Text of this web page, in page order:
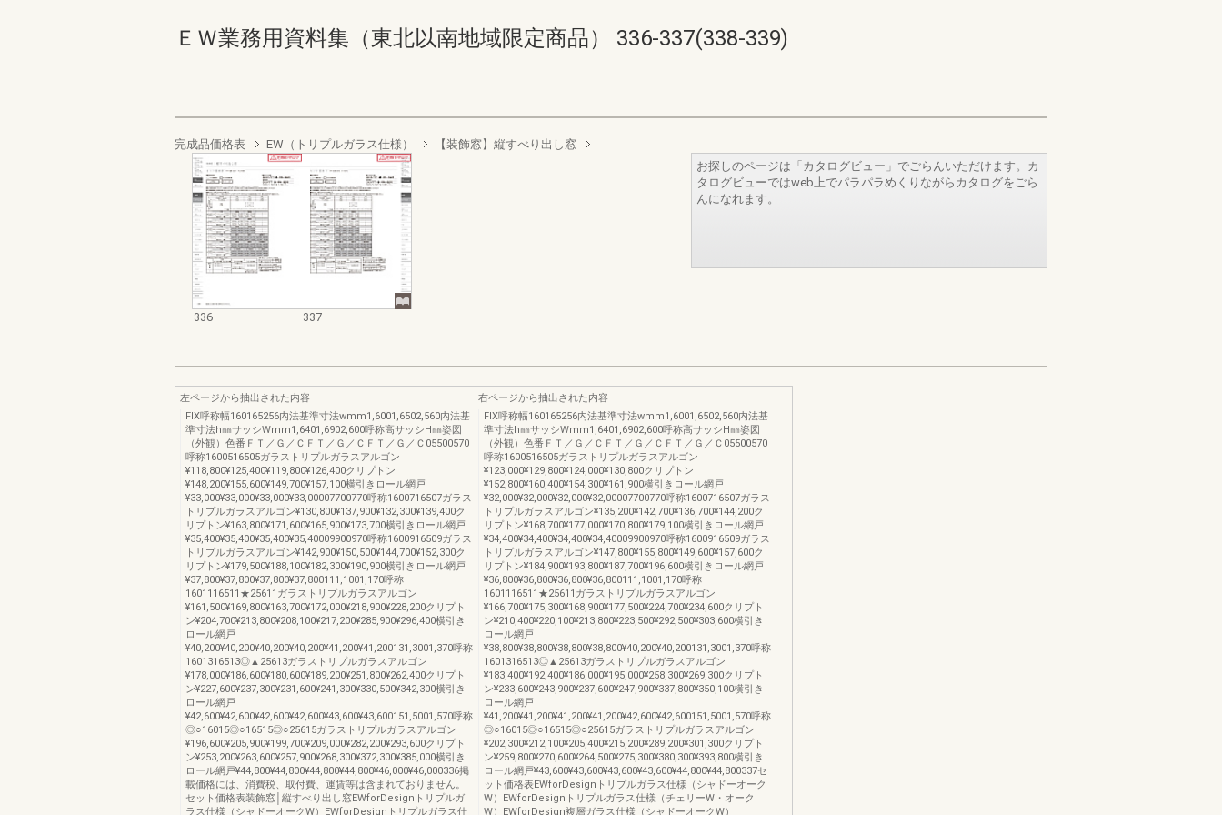
ＥＷ業務用資料集（東北以南地域限定商品） 336-337(338-339)
完成品価格表 EW（トリプルガラス仕様） 【装飾窓】縦すべり出し窓
336 337
お探しのページは「カタログビュー」でごらんいただけます。カ
タログビューではweb上でパラパラめくりながらカタログをごら
んになれます。
左ページから抽出された内容
FIX呼称幅160165256内法基準寸法wmm1,6001,6502,560内法基
準寸法h㎜サッシWmm1,6401,6902,600呼称高サッシH㎜姿図
（外観）色番ＦＴ／Ｇ／ＣＦＴ／Ｇ／ＣＦＴ／Ｇ／Ｃ05500570
呼称1600516505ガラストリプルガラスアルゴン
¥118,800¥125,400¥119,800¥126,400クリプトン
¥148,200¥155,600¥149,700¥157,100横引きロール網戸
¥33,000¥33,000¥33,000¥33,00007700770呼称1600716507ガラス
トリプルガラスアルゴン¥130,800¥137,900¥132,300¥139,400ク
リプトン¥163,800¥171,600¥165,900¥173,700横引きロール網戸
¥35,400¥35,400¥35,400¥35,40009900970呼称1600916509ガラス
トリプルガラスアルゴン¥142,900¥150,500¥144,700¥152,300ク
リプトン¥179,500¥188,100¥182,300¥190,900横引きロール網戸
¥37,800¥37,800¥37,800¥37,800111,1001,170呼称
1601116511★25611ガラストリプルガラスアルゴン
¥161,500¥169,800¥163,700¥172,000¥218,900¥228,200クリプト
ン¥204,700¥213,800¥208,100¥217,200¥285,900¥296,400横引き
ロール網戸
¥40,200¥40,200¥40,200¥40,200¥41,200¥41,200131,3001,370呼称
1601316513◎▲25613ガラストリプルガラスアルゴン
¥178,000¥186,600¥180,600¥189,200¥251,800¥262,400クリプト
ン¥227,600¥237,300¥231,600¥241,300¥330,500¥342,300横引き
ロール網戸
¥42,600¥42,600¥42,600¥42,600¥43,600¥43,600151,5001,570呼称
◎○16015◎○16515◎○25615ガラストリプルガラスアルゴン
¥196,600¥205,900¥199,700¥209,000¥282,200¥293,600クリプト
ン¥253,200¥263,600¥257,900¥268,300¥372,300¥385,000横引き
ロール網戸¥44,800¥44,800¥44,800¥44,800¥46,000¥46,000336掲
載価格には、消費税、取付費、運賃等は含まれておりません。
セット価格表装飾窓│縦すべり出し窓EWforDesignトリプルガ
ラス仕様（シャドーオークW）EWforDesignトリプルガラス仕
右ページから抽出された内容
FIX呼称幅160165256内法基準寸法wmm1,6001,6502,560内法基
準寸法h㎜サッシWmm1,6401,6902,600呼称高サッシH㎜姿図
（外観）色番ＦＴ／Ｇ／ＣＦＴ／Ｇ／ＣＦＴ／Ｇ／Ｃ05500570
呼称1600516505ガラストリプルガラスアルゴン
¥123,000¥129,800¥124,000¥130,800クリプトン
¥152,800¥160,400¥154,300¥161,900横引きロール網戸
¥32,000¥32,000¥32,000¥32,00007700770呼称1600716507ガラス
トリプルガラスアルゴン¥135,200¥142,700¥136,700¥144,200ク
リプトン¥168,700¥177,000¥170,800¥179,100横引きロール網戸
¥34,400¥34,400¥34,400¥34,40009900970呼称1600916509ガラス
トリプルガラスアルゴン¥147,800¥155,800¥149,600¥157,600ク
リプトン¥184,900¥193,800¥187,700¥196,600横引きロール網戸
¥36,800¥36,800¥36,800¥36,800111,1001,170呼称
1601116511★25611ガラストリプルガラスアルゴン
¥166,700¥175,300¥168,900¥177,500¥224,700¥234,600クリプト
ン¥210,400¥220,100¥213,800¥223,500¥292,500¥303,600横引き
ロール網戸
¥38,800¥38,800¥38,800¥38,800¥40,200¥40,200131,3001,370呼称
1601316513◎▲25613ガラストリプルガラスアルゴン
¥183,400¥192,400¥186,000¥195,000¥258,300¥269,300クリプト
ン¥233,600¥243,900¥237,600¥247,900¥337,800¥350,100横引き
ロール網戸
¥41,200¥41,200¥41,200¥41,200¥42,600¥42,600151,5001,570呼称
◎○16015◎○16515◎○25615ガラストリプルガラスアルゴン
¥202,300¥212,100¥205,400¥215,200¥289,200¥301,300クリプト
ン¥259,800¥270,600¥264,500¥275,300¥380,300¥393,800横引き
ロール網戸¥43,600¥43,600¥43,600¥43,600¥44,800¥44,800337セ
ット価格表EWforDesignトリプルガラス仕様（シャドーオーク
W）EWforDesignトリプルガラス仕様（チェリーW・オーク
W）EWforDesign複層ガラス仕様（シャドーオークW）